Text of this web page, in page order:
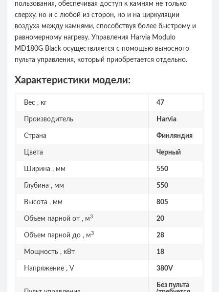
пользования, обеспечивая доступ к камням не только
сверху, но и с любой из сторон, но и на циркуляции
воздуха между камнями, способствуя более быстрому и
равномерному нагреву. Управления Harvia Modulo
MD180G Black осуществляется с помощью выносного
пульта управления, который приобретается отдельно.
Характеристики модели:
Вес , кг 47
Производитель Harvia
Страна Финляндия
Цвета Черный
Ширина , мм 550
Глубина , мм 550
Высота , мм 805
Объем парной от , м3 20
Объем парной до , м3 28
Мощность , кВт 18
Напряжение , V 380V
Без пульта